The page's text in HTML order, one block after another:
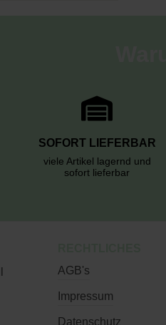
SOFORT LIEFERBAR
viele Artikel lagernd und
sofort lieferbar
AGB's
Impressum
Datenschutz